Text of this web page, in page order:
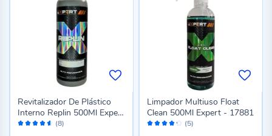
Avaliação: (8)
Revitalizador De Plástico
Interno Replin 500Ml Expert
- 17768
Avaliação: (5)
Limpador Multiuso Float
Clean 500Ml Expert - 17881